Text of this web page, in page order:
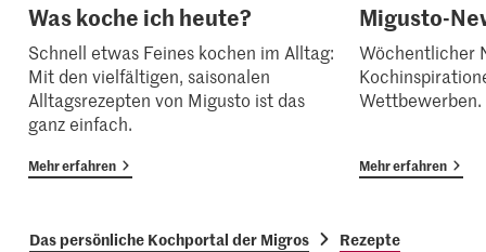
Was koche ich heute?
Schnell etwas Feines kochen im Alltag:
Mit den vielfältigen, saisonalen
Alltagsrezepten von Migusto ist das
ganz einfach.
Mehr erfahren
Migusto-
Wöchentlicher
Wettbewerben.
Mehr erfahren
Das persönliche Kochportal der Migros Rezepte